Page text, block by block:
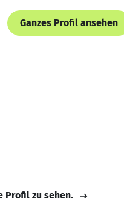
Ganzes Profil ansehen
Profil zu sehen.